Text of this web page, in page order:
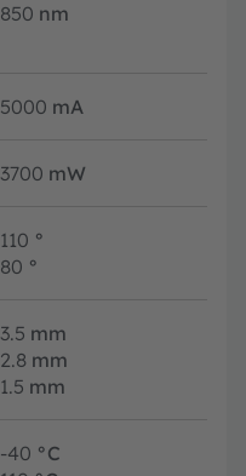
850 nm
5000 mA
3700 mW
110 °
80 °
3.5 mm
2.8 mm
1.5 mm
-40 °C